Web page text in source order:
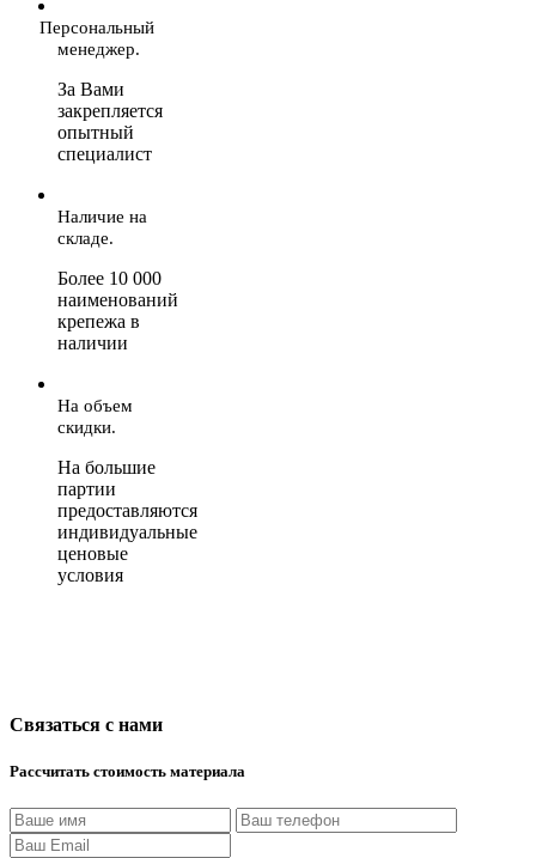
Персональный
менеджер.
За Вами
закрепляется
опытный
специалист
Наличие на
складе.
Более 10 000
наименований
крепежа в
наличии
На объем
скидки.
На большие
партии
предоставляются
индивидуальные
ценовые
условия
Связаться с нами
Рассчитать стоимость материала